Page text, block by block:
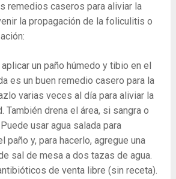
remedios caseros para aliviar la
la propagación de la foliculitis o
un paño húmedo y tibio en el
es un buen remedio casero para la
varias veces al día para aliviar la
También drena el área, si sangra o
usar agua salada para
paño y, para hacerlo, agregue una
sal de mesa a dos tazas de agua.
de venta libre (sin receta).